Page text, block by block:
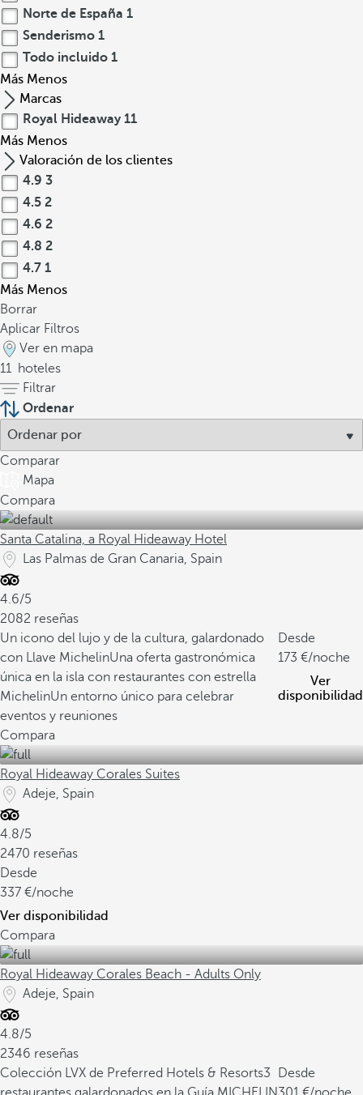
Norte de España 1
Senderismo 1
Todo incluido 1
Más Menos
Marcas
Royal Hideaway 11
Más Menos
Valoración de los clientes
4.9 3
4.5 2
4.6 2
4.8 2
4.7 1
Más Menos
Borrar
Aplicar Filtros
Ver en mapa
11 hoteles
Filtrar
Ordenar
Comparar
Mapa
Compara
Santa Catalina, a Royal Hideaway Hotel
Las Palmas de Gran Canaria, Spain
4.6/5
2082 reseñas
Un icono del lujo y de la cultura, galardonado
con Llave MichelinUna oferta gastronómica
única en la isla con restaurantes con estrella
MichelinUn entorno único para celebrar
eventos y reuniones
Desde
173
/noche
Ver
disponibilidad
Compara
Royal Hideaway Corales Suites
Adeje, Spain
4.8/5
2470 reseñas
Desde
337
/noche
Ver disponibilidad
Compara
Royal Hideaway Corales Beach - Adults Only
Adeje, Spain
4.8/5
2346 reseñas
Colección LVX de Preferred Hotels & Resorts3
Desde